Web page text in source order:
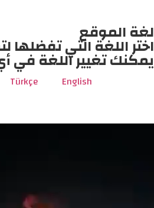
لغة الموقع
اختر اللغة التي
يمكنك تغيير اللغة في
English
Türkçe